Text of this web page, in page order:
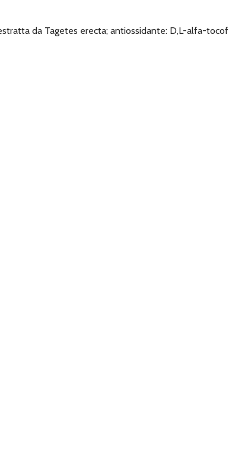
da Tagetes erecta; antiossidante: D,L-alfa-